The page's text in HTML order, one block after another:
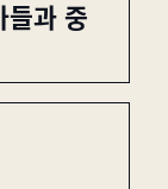
들과 중